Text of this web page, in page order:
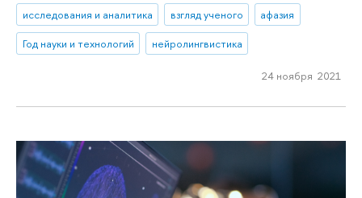
исследования и аналитика
взгляд ученого
афазия
Год науки и технологий
нейролингвистика
24 ноября 2021